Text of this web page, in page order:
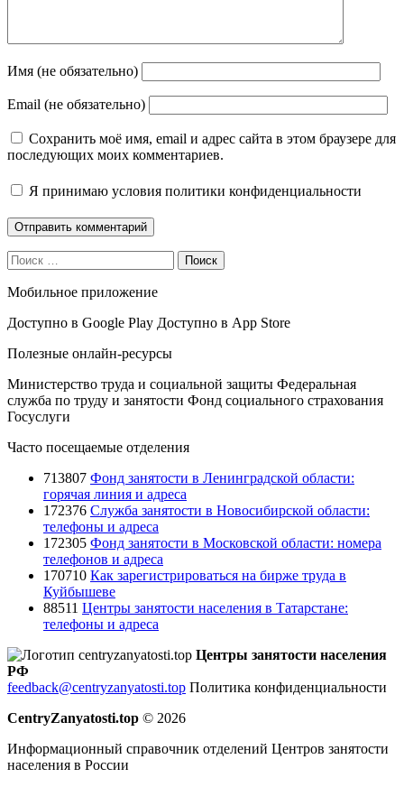
Имя (не обязательно)
Email (не обязательно)
Сохранить моё имя, email и адрес сайта в этом браузере для
последующих моих комментариев.
Я принимаю условия политики конфиденциальности
Поиск
Мобильное приложение
Доступно в Google Play Доступно в App Store
Полезные онлайн-ресурсы
Министерство труда и социальной защиты Федеральная
служба по труду и занятости Фонд социального страхования
Госуслуги
Часто посещаемые отделения
713807 Фонд занятости в Ленинградской области:
горячая линия и адреса
172376 Служба занятости в Новосибирской области:
телефоны и адреса
172305 Фонд занятости в Московской области: номера
телефонов и адреса
170710 Как зарегистрироваться на бирже труда в
Куйбышеве
88511 Центры занятости населения в Татарстане:
телефоны и адреса
Центры занятости населения
РФ
feedback@centryzanyatosti.top Политика конфиденциальности
CentryZanyatosti.top © 2026
Информационный справочник отделений Центров занятости
населения в России